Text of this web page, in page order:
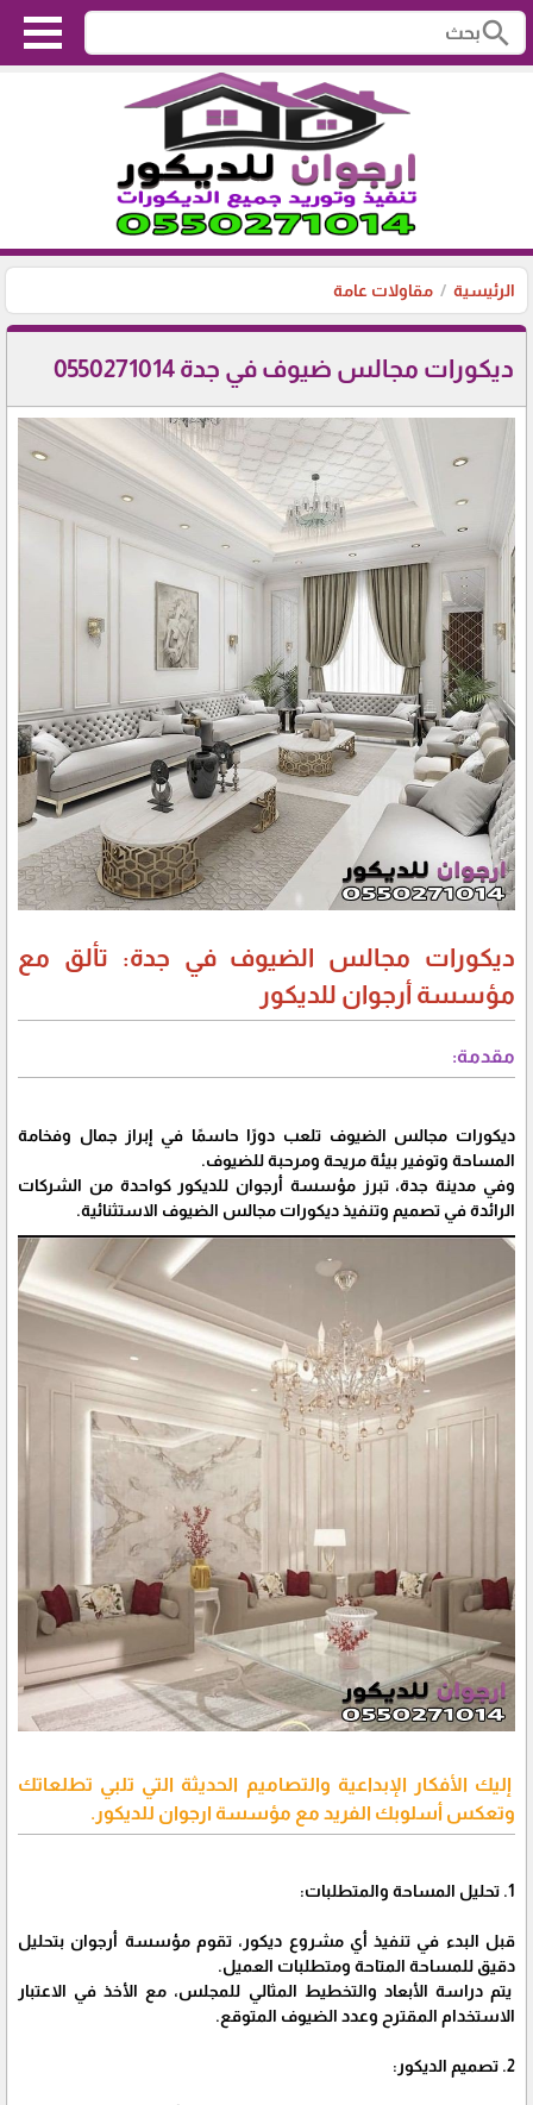
search
الرئيسية مقاولات عامة
ديكورات مجالس ضيوف في جدة 0550271014
ديكورات مجالس الضيوف في جدة: تألق مع
مؤسسة أرجوان للديكور
مقدمة:
ديكورات مجالس الضيوف تلعب دورًا حاسمًا في إبراز جمال وفخامة
المساحة وتوفير بيئة مريحة ومرحبة للضيوف.
وفي مدينة جدة، تبرز مؤسسة أرجوان للديكور كواحدة من الشركات
الرائدة في تصميم وتنفيذ ديكورات مجالس الضيوف الاستثنائية.
إليك الأفكار الإبداعية والتصاميم الحديثة التي تلبي تطلعاتك
وتعكس أسلوبك الفريد مع مؤسسة ارجوان للديكور.
1. تحليل المساحة والمتطلبات:
قبل البدء في تنفيذ أي مشروع ديكور، تقوم مؤسسة أرجوان بتحليل
دقيق للمساحة المتاحة ومتطلبات العميل.
يتم دراسة الأبعاد والتخطيط المثالي للمجلس، مع الأخذ في الاعتبار
الاستخدام المقترح وعدد الضيوف المتوقع.
2. تصميم الديكور: